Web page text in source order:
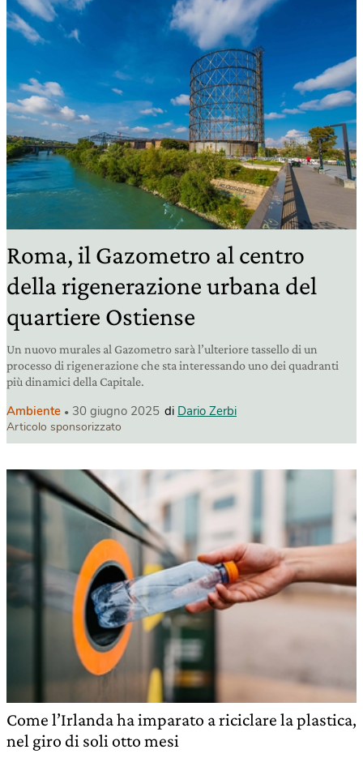
Roma, il Gazometro al centro
della rigenerazione urbana del
quartiere Ostiense
Un nuovo murales al Gazometro sarà l’ulteriore tassello di un
processo di rigenerazione che sta interessando uno dei quadranti
più dinamici della Capitale.
Ambiente 30 giugno 2025 di Dario Zerbi
Articolo sponsorizzato
Come l’Irlanda ha imparato a riciclare la plastica,
nel giro di soli otto mesi